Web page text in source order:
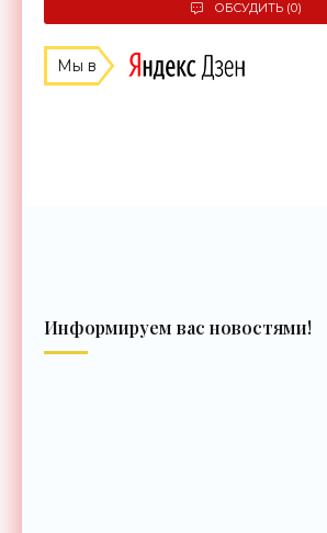
ОБСУДИТЬ (0)
Мы в
Информируем вас новостями!